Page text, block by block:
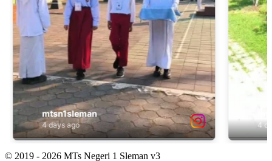
© 2019 - 2026 MTs Negeri 1 Sleman v3